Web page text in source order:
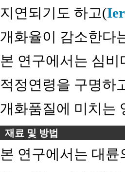
지연되기도 하고(
개화율이 감소한다
본 연구에서는 심
적정연령을 구명하
개화품질에 미치는
재료 및 방법
본 연구에서는 대